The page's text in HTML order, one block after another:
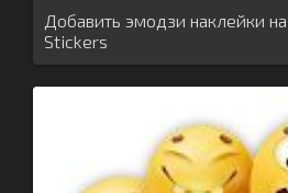
Добавить эмодзи наклейки
Stickers